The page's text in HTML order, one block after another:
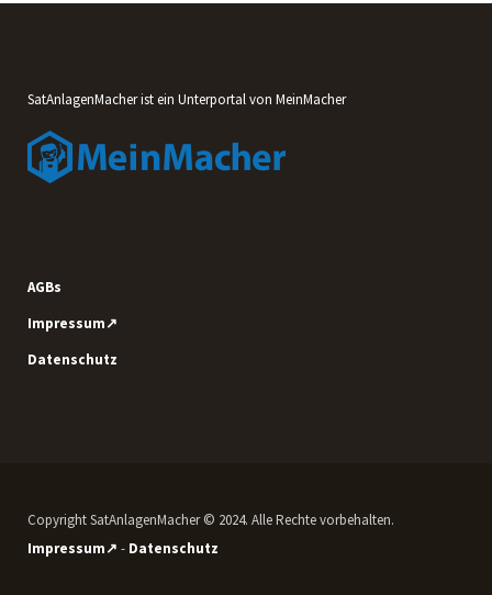
SatAnlagenMacher ist ein Unterportal von MeinMacher
AGBs
Impressum↗
Datenschutz
Copyright SatAnlagenMacher © 2024. Alle Rechte vorbehalten.
Impressum↗ - Datenschutz